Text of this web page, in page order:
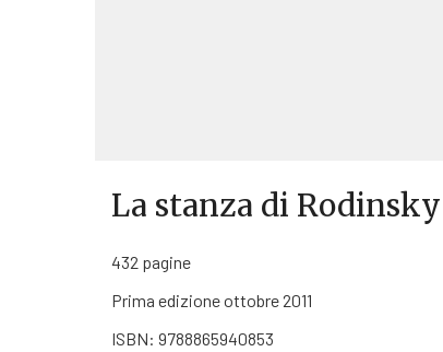
La stanza di Rodinsky
432 pagine
Prima edizione ottobre 2011
ISBN: 9788865940853